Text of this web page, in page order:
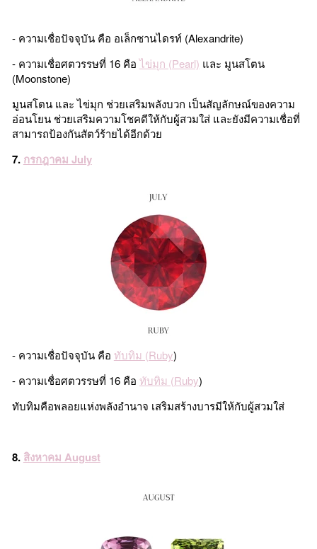
- ความเชื่อปัจจุบัน คือ อเล็กซานไดรท์ (Alexandrite)
- ความเชื่อศตวรรษที่ 16 คือไข่มุก (Pearl) และ มูนสโตน
(Moonstone)
มูนสโตน และ ไข่มุก ช่วยเสริมพลังบวก เป็นสัญลักษณ์ของความ
อ่อนโยน ช่วยเสริมความโชคดีให้กับผู้สวมใส่ และยังมีความเชื่อที่
สามารถป้องกันสัตว์ร้ายได้อีกด้วย
7. กรกฎาคม July
- ความเชื่อปัจจุบัน คือ ทับทิม (Ruby)
- ความเชื่อศตวรรษที่ 16 คือ ทับทิม (Ruby)
ทับทิมคือพลอยแห่งพลังอำนาจ เสริมสร้างบารมีให้กับผู้สวมใส่
8. สิงหาคม August